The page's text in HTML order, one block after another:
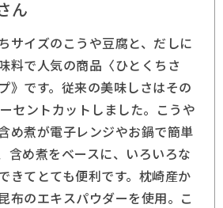
ん
サイズのこうや豆腐と、だしに
料で人気の商品〈ひとくちさ
》です。従来の美味しさはその
セントカットしました。こうや
め煮が電子レンジやお鍋で簡単
含め煮をベースに、いろいろな
きてとても便利です。枕崎産か
布のエキスパウダーを使用。こ